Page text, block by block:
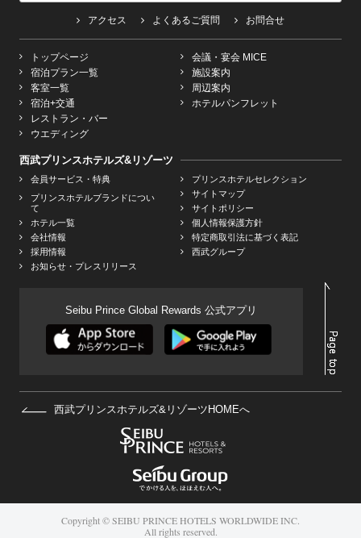
アクセス よくあるご質問 お問合せ
トップページ
宿泊プラン一覧
客室一覧
宿泊+交通
レストラン・バー
ウエディング
会議・宴会 MICE
施設案内
周辺案内
ホテルパンフレット
西武プリンスホテルズ&リゾーツ
会員サービス・特典
プリンスホテルブランドについ
て
ホテル一覧
会社情報
採用情報
お知らせ・プレスリリース
プリンスホテルセレクション
サイトマップ
サイトポリシー
個人情報保護方針
特定商取引法に基づく表記
西武グループ
Seibu Prince Global Rewards 公式アプリ
西武プリンスホテルズ&リゾーツHOMEへ
Copyright © SEIBU PRINCE HOTELS WORLDWIDE INC.
All rights reserved.